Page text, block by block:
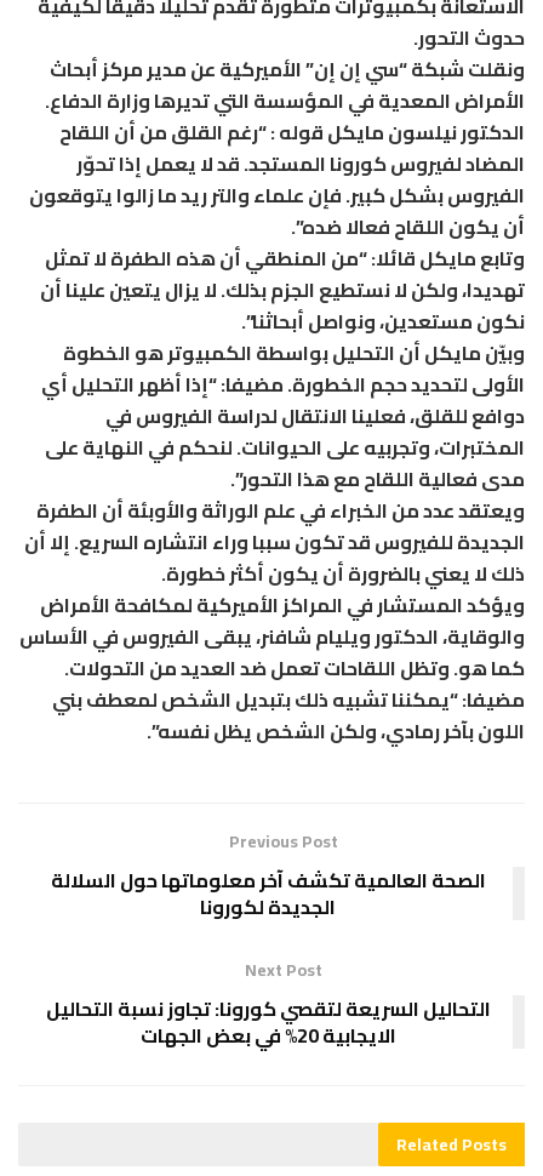
حدوث التحور.
ونقلت شبكة “سي إن إن” الأميركية عن مدير مركز أبحاث
الأمراض المعدية في المؤسسة التي تديرها وزارة الدفاع.
الدكتور نيلسون مايكل قوله : “رغم القلق من أن اللقاح
المضاد لفيروس كورونا المستجد. قد لا يعمل إذا تحوّر
الفيروس بشكل كبير. فإن علماء والتر ريد ما زالوا يتوقعون
أن يكون اللقاح فعالا ضده”.
وتابع مايكل قائلا: “من المنطقي أن هذه الطفرة لا تمثل
تهديدا، ولكن لا نستطيع الجزم بذلك. لا يزال يتعين علينا أن
نكون مستعدين، ونواصل أبحاثنا”.
وبيّن مايكل أن التحليل بواسطة الكمبيوتر هو الخطوة
الأولى لتحديد حجم الخطورة. مضيفا: “إذا أظهر التحليل أي
دوافع للقلق، فعلينا الانتقال لدراسة الفيروس في
المختبرات، وتجربيه على الحيوانات. لنحكم في النهاية على
مدى فعالية اللقاح مع هذا التحور”.
ويعتقد عدد من الخبراء في علم الوراثة والأوبئة أن الطفرة
الجديدة للفيروس قد تكون سببا وراء انتشاره السريع. إلا أن
ذلك لا يعني بالضرورة أن يكون أكثر خطورة.
ويؤكد المستشار في المراكز الأميركية لمكافحة الأمراض
والوقاية، الدكتور ويليام شافنر، يبقى الفيروس في الأساس
كما هو. وتظل اللقاحات تعمل ضد العديد من التحولات.
مضيفا: “يمكننا تشبيه ذلك بتبديل الشخص لمعطف بني
اللون بآخر رمادي، ولكن الشخص يظل نفسه”.
Previous Post
الصحة العالمية تكشف آخر معلوماتها حول السلالة
الجديدة لكورونا
Next Post
التحاليل السريعة لتقصي كورونا: تجاوز نسبة التحاليل
الايجابية 20% في بعض الجهات
RelatedPosts